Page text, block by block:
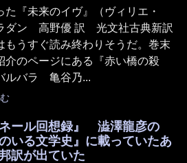
た『未来のイヴ』（ヴィリエ・
ダン 高野優 訳 光文社古典新訳
もうすぐ読み終わりそうだ。巻末
介のページにある『赤い橋の殺
ルバラ 亀谷乃...
ネール回想録』 澁澤龍彦の
のいる文学史』に載っていたあ
訳が出ていた